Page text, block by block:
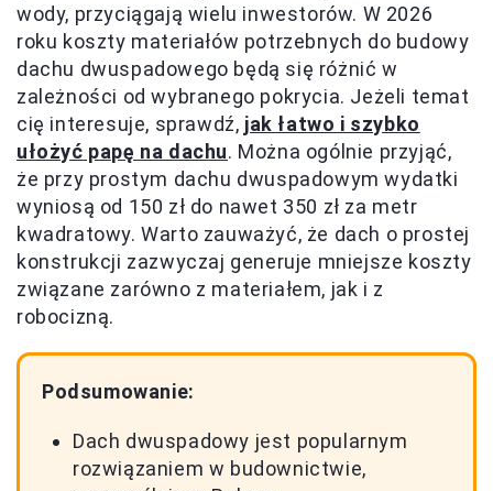
wody, przyciągają wielu inwestorów. W 2026
roku koszty materiałów potrzebnych do budowy
dachu dwuspadowego będą się różnić w
zależności od wybranego pokrycia. Jeżeli temat
cię interesuje, sprawdź, jak łatwo i szybko
ułożyć papę na dachu. Można ogólnie przyjąć,
że przy prostym dachu dwuspadowym wydatki
wyniosą od 150 zł do nawet 350 zł za metr
kwadratowy. Warto zauważyć, że dach o prostej
konstrukcji zazwyczaj generuje mniejsze koszty
związane zarówno z materiałem, jak i z
robocizną.
Podsumowanie:
Dach dwuspadowy jest popularnym
rozwiązaniem w budownictwie,